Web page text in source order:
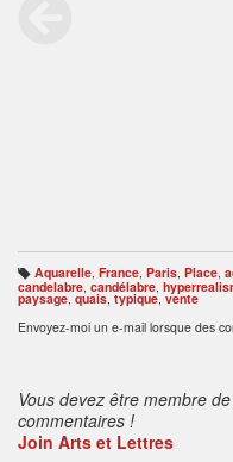
B
ali
s
e
s
Aquarelle, France, Paris, Place,
candelabre candélabre
paysage quais typique vente
Envoyez-moi un e-mail lorsque des
Vous devez être membre
commentaires !
Join Arts et Lettres